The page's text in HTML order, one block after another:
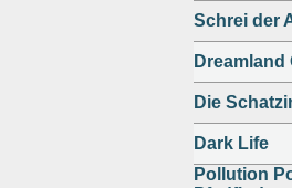
Schrei der
Dreamland
Die
Dark Life
Pollution